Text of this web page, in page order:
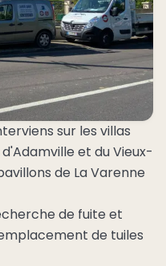
sur les villas
et du Vieux-
de La Varenne
de fuite et
de tuiles